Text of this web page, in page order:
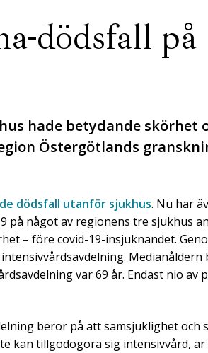
dödsfall på
hade betydande skörhet
Östergötlands
dödsfall utanför sjukhus. Nu har
på något av regionens tre sjukhus
– före covid-19-insjuknandet.
Medianåldern
var 69 år. Endast nio av
beror på att samsjuklighet och
kan tillgodogöra sig intensivvård,